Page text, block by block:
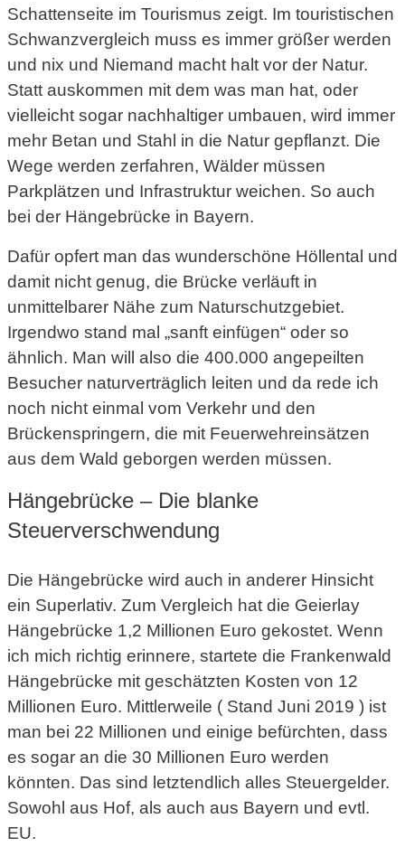
Schattenseite im Tourismus zeigt. Im touristischen
Schwanzvergleich muss es immer größer werden
und nix und Niemand macht halt vor der Natur.
Statt auskommen mit dem was man hat, oder
vielleicht sogar nachhaltiger umbauen, wird immer
mehr Betan und Stahl in die Natur gepflanzt. Die
Wege werden zerfahren, Wälder müssen
Parkplätzen und Infrastruktur weichen. So auch
bei der Hängebrücke in Bayern.
Dafür opfert man das wunderschöne Höllental und
damit nicht genug, die Brücke verläuft in
unmittelbarer Nähe zum Naturschutzgebiet.
Irgendwo stand mal „sanft einfügen“ oder so
ähnlich. Man will also die 400.000 angepeilten
Besucher naturverträglich leiten und da rede ich
noch nicht einmal vom Verkehr und den
Brückenspringern, die mit Feuerwehreinsätzen
aus dem Wald geborgen werden müssen.
Hängebrücke – Die blanke
Steuerverschwendung
Die Hängebrücke wird auch in anderer Hinsicht
ein Superlativ. Zum Vergleich hat die Geierlay
Hängebrücke 1,2 Millionen Euro gekostet. Wenn
ich mich richtig erinnere, startete die Frankenwald
Hängebrücke mit geschätzten Kosten von 12
Millionen Euro. Mittlerweile ( Stand Juni 2019 ) ist
man bei 22 Millionen und einige befürchten, dass
es sogar an die 30 Millionen Euro werden
könnten. Das sind letztendlich alles Steuergelder.
Sowohl aus Hof, als auch aus Bayern und evtl.
EU.